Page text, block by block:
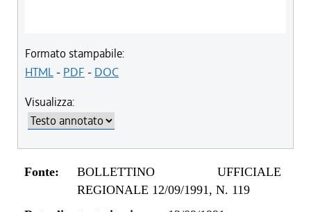
Formato stampabile:
HTML- PDF - DOC
Visualizza:
Fonte:
BOLLETTINO UFFICIALE
REGIONALE 12/09/1991, N. 119